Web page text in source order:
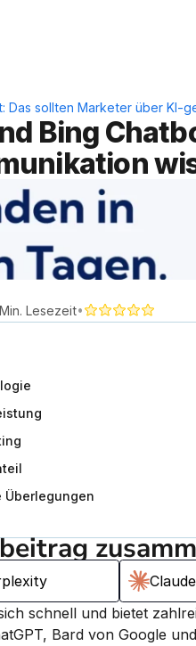
Das sollten Marketer über KI-
Bing
Lesezeit•
Überlegungen
Claude
schnell und bietet
Bard von Google